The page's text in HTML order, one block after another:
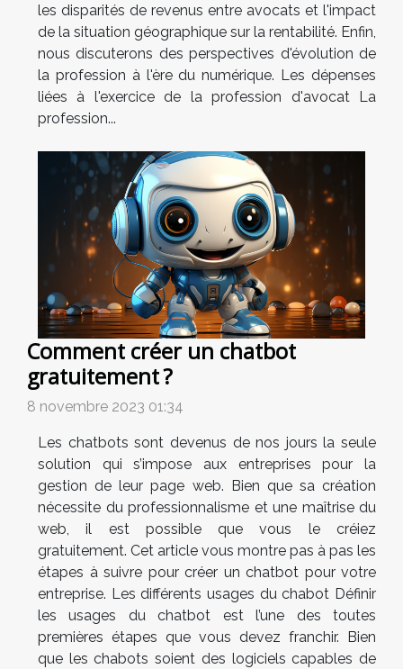
les disparités de revenus entre avocats et l'impact
de la situation géographique sur la rentabilité. Enfin,
nous discuterons des perspectives d'évolution de
la profession à l'ère du numérique. Les dépenses
liées à l'exercice de la profession d'avocat La
profession...
Comment créer un chatbot
gratuitement ?
8 novembre 2023 01:34
Les chatbots sont devenus de nos jours la seule
solution qui s’impose aux entreprises pour la
gestion de leur page web. Bien que sa création
nécessite du professionnalisme et une maîtrise du
web, il est possible que vous le créiez
gratuitement. Cet article vous montre pas à pas les
étapes à suivre pour créer un chatbot pour votre
entreprise. Les différents usages du chabot Définir
les usages du chatbot est l’une des toutes
premières étapes que vous devez franchir. Bien
que les chabots soient des logiciels capables de